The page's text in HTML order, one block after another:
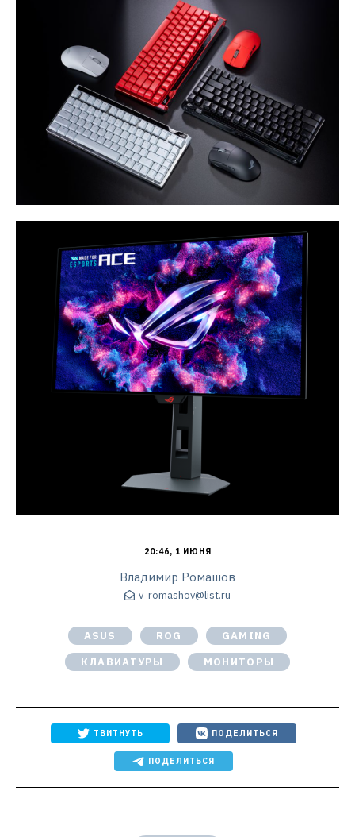
20:46, 1 ИЮНЯ
Владимир Ромашов
v_romashov@list.ru
ASUS ROG
GAMING
КЛАВИАТУРЫ
МОНИТОРЫ
ТВИТНУТЬ ПОДЕЛИТЬСЯ
ПОДЕЛИТЬСЯ